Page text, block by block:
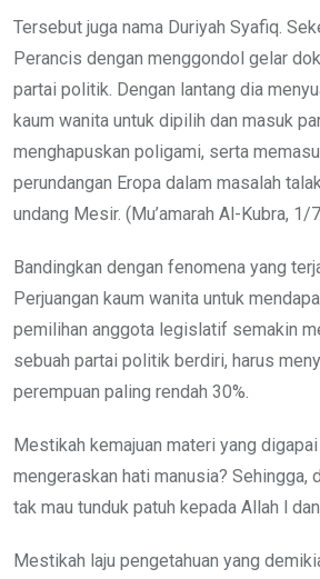
Tersebut juga nama Duriyah Syafiq.
Perancis dengan menggondol gelar
partai politik. Dengan lantang dia
kaum wanita untuk dipilih dan masuk
menghapuskan poligami, serta
perundangan Eropa dalam masalah
undang Mesir. (Mu’amarah Al-Kubra, 1/
Bandingkan dengan fenomena yang
Perjuangan kaum wanita untuk
pemilihan anggota legislatif semakin
sebuah partai politik berdiri, harus
perempuan paling rendah 30%.
Mestikah kemajuan materi yang
mengeraskan hati manusia? Sehingga,
tak mau tunduk patuh kepada Allah l
Mestikah laju pengetahuan yang